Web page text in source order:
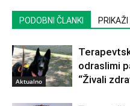
PODOBNI ČLANKI
Aktualno
odraslimi
“Živali